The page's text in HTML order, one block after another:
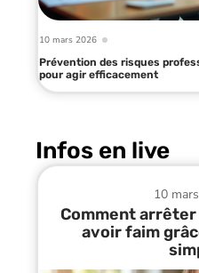
10 mars 2026
Prévention des risques
pour agir efficacement
Infos en live
10
Comment
avoir faim